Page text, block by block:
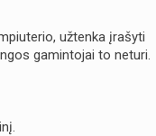
užtenka įrašyti
gamintojai to neturi.